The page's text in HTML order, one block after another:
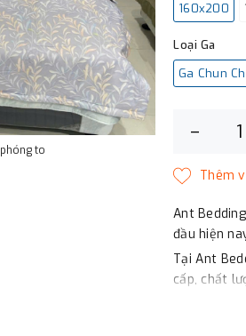
to
160x200
Loại Ga
Ga Chun
–
Ant
đầu hiện
Tại Ant
cấp, chất
Công
trình công